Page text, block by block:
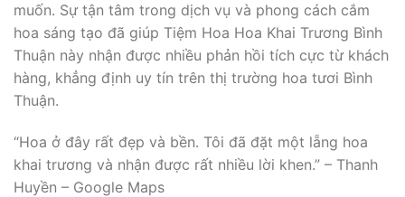
muốn. Sự tận tâm trong dịch vụ và phong cách cắm
hoa sáng tạo đã giúp Tiệm Hoa Hoa Khai Trương Bình
Thuận này nhận được nhiều phản hồi tích cực từ khách
hàng, khẳng định uy tín trên thị trường hoa tươi Bình
Thuận.
“Hoa ở đây rất đẹp và bền. Tôi đã đặt một lẵng hoa
khai trương và nhận được rất nhiều lời khen.” – Thanh
Huyền – Google Maps